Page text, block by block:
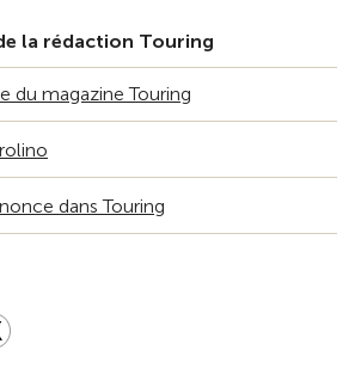
la rédaction Touring
du magazine Touring
dans Touring